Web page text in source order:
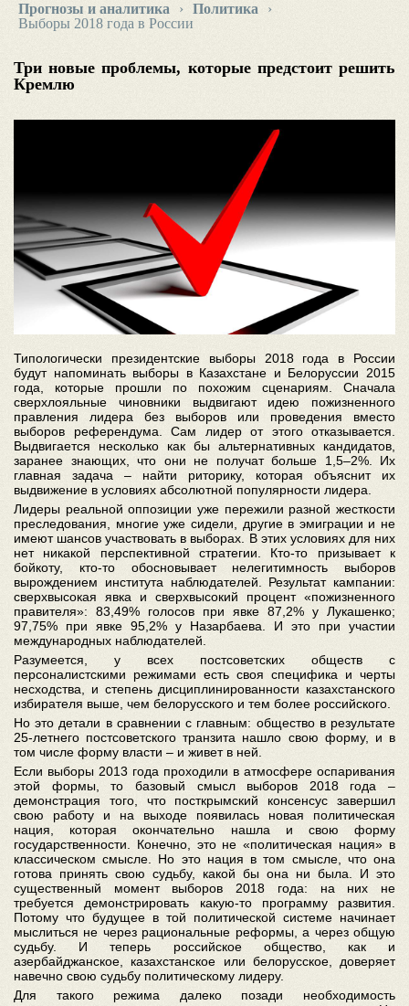
Прогнозы и аналитика › Политика
›
Выборы 2018 года в России
Три новые проблемы, которые предстоит решить
Кремлю
Типологически президентские выборы 2018 года в России
будут напоминать выборы в Казахстане и Белоруссии 2015
года, которые прошли по похожим сценариям. Сначала
сверхлояльные чиновники выдвигают идею пожизненного
правления лидера без выборов или проведения вместо
выборов референдума. Сам лидер от этого отказывается.
Выдвигается несколько как бы альтернативных кандидатов,
заранее знающих, что они не получат больше 1,5–2%. Их
главная задача – найти риторику, которая объяснит их
выдвижение в условиях абсолютной популярности лидера.
Лидеры реальной оппозиции уже пережили разной жесткости
преследования, многие уже сидели, другие в эмиграции и не
имеют шансов участвовать в выборах. В этих условиях для них
нет никакой перспективной стратегии. Кто-то призывает к
бойкоту, кто-то обосновывает нелегитимность выборов
вырождением института наблюдателей. Результат кампании:
сверхвысокая явка и сверхвысокий процент «пожизненного
правителя»: 83,49% голосов при явке 87,2% у Лукашенко;
97,75% при явке 95,2% у Назарбаева. И это при участии
международных наблюдателей.
Разумеется, у всех постсоветских обществ с
персоналистскими режимами есть своя специфика и черты
несходства, и степень дисциплинированности казахстанского
избирателя выше, чем белорусского и тем более российского.
Но это детали в сравнении с главным: общество в результате
25-летнего постсоветского транзита нашло свою форму, и в
том числе форму власти – и живет в ней.
Если выборы 2013 года ⁠проходили ⁠в атмосфере оспаривания
этой формы, то ⁠базовый смысл выборов 2018 ⁠года –
демонстрация того, что посткрымский консенсус завершил
свою ⁠работу и на выходе появилась новая политическая
нация, которая окончательно нашла и свою форму
государственности. Конечно, это не «политическая нация» в
классическом смысле. Но это нация в том смысле, что она
готова принять свою судьбу, какой бы она ни была. И это
существенный момент выборов 2018 года: на них не
требуется демонстрировать какую-то программу развития.
Потому что будущее в той политической системе начинает
мыслиться не через рациональные реформы, а через общую
судьбу. И теперь российское общество, как и
азербайджанское, казахстанское или белорусское, доверяет
навечно свою судьбу политическому лидеру.
Для такого режима далеко позади необходимость